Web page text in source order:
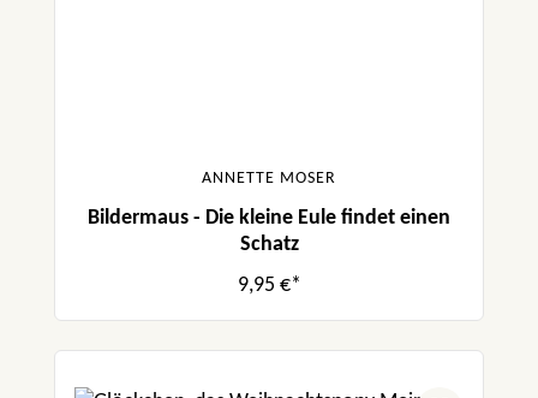
ANNETTE MOSER
Bildermaus - Die kleine Eule findet einen
Schatz
9,95 €*